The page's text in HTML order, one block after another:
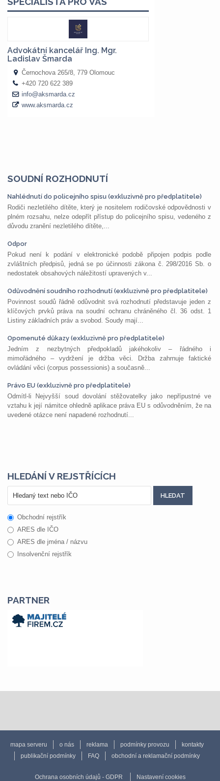
SOUDNÍ ROZHODNUTÍ
Nahlédnutí do policejního spisu (exkluzivně pro předplatitele)
Rodiči nezletilého dítěte, který je nositelem rodičovské odpovědnosti v
plném rozsahu, nelze odepřít přístup do policejního spisu, vedeného z
důvodu zranění nezletilého dítěte,...
Odpor
Pokud není k podání v elektronické podobě připojen podpis podle
zvláštních předpisů, jedná se po účinnosti zákona č. 298/2016 Sb. o
nedostatek obsahových náležitostí upravených v...
Odůvodnění soudního rozhodnutí (exkluzivně pro předplatitele)
Povinnost soudů řádně odůvodnit svá rozhodnutí představuje jeden z
klíčových prvků práva na soudní ochranu chráněného čl. 36 odst. 1
Listiny základních práv a svobod. Soudy mají...
Opomenuté důkazy (exkluzivně pro předplatitele)
Jedním z nezbytných předpokladů jakéhokoliv – řádného i
mimořádného – vydržení je držba věci. Držba zahrnuje faktické
ovládání věci (corpus possessionis) a současně...
Právo EU (exkluzivně pro předplatitele)
Odmítl-li Nejvyšší soud dovolání stěžovatelky jako nepřípustné ve
vztahu k její námitce ohledně aplikace práva EU s odůvodněním, že na
uvedené otázce není napadené rozhodnutí...
HLEDÁNÍ V REJSTŘÍCÍCH
Obchodní rejstřík
ARES dle IČO
ARES dle jména / názvu
Insolvenční rejstřík
PARTNER
mapa serveru o nás reklama podmínky provozu
kontakty
publikační podmínky
FAQ obchodní a reklamační podmínky
Ochrana osobních údajů - GDPR Nastavení cookies